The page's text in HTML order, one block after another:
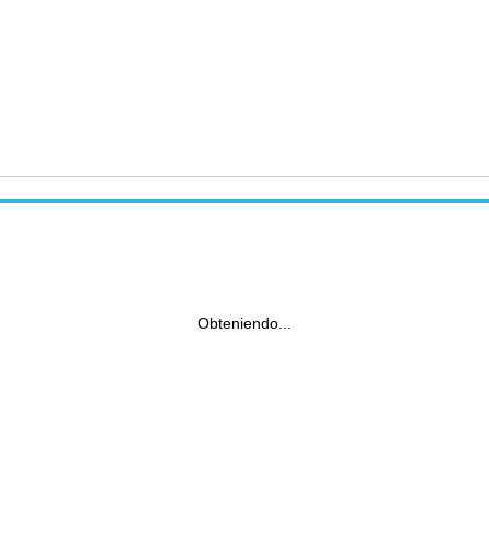
Obteniendo...